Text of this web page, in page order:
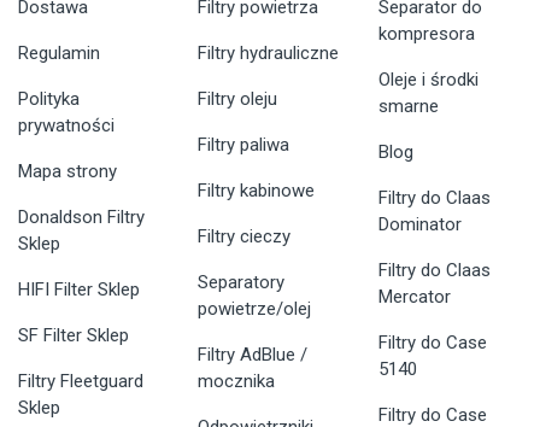
Dostawa
Regulamin
Polityka
prywatności
Mapa strony
Donaldson Filtry
Sklep
HIFI Filter Sklep
SF Filter Sklep
Filtry Fleetguard
Sklep
Filtry powietrza
Filtry hydrauliczne
Filtry oleju
Filtry paliwa
Filtry kabinowe
Filtry cieczy
Separatory
powietrze/olej
Filtry AdBlue /
mocznika
Separator do
kompresora
Oleje i środki
smarne
Blog
Filtry do Claas
Dominator
Filtry do Claas
Mercator
Filtry do Case
5140
Filtry do Case